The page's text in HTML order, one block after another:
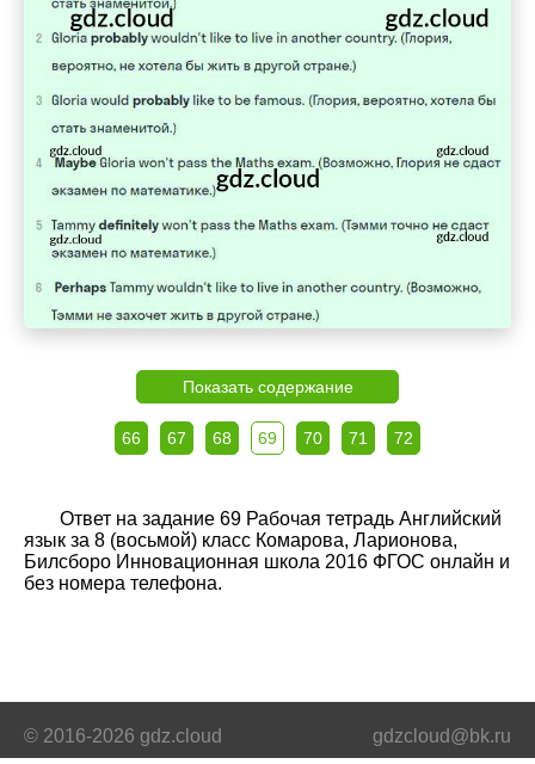
Показать содержание
66 67 68 69 70 71 72
Ответ на задание 69 Рабочая тетрадь Английский
язык за 8 (восьмой) класс Комарова, Ларионова,
Билсборо Инновационная школа 2016 ФГОС онлайн и
без номера телефона.
© 2016-2026 gdz.cloud gdzcloud@bk.ru